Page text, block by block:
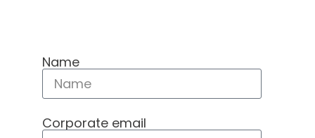
Name
Corporate email